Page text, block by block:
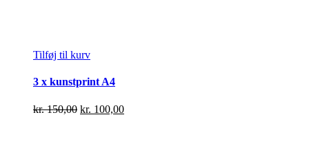
Tilføj til kurv
3 x kunstprint A4
kr.150,00 Den
kr. 100,00Den